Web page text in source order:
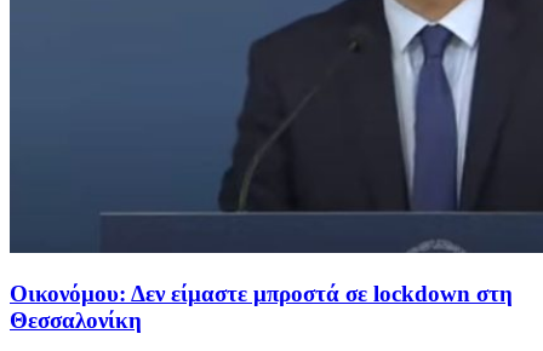
Οικονόμου: Δεν είμαστε μπροστά σε lockdown στη
Θεσσαλονίκη